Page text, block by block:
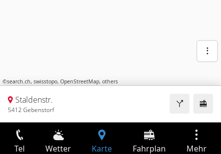
©search.ch, swisstopo, OpenStreetMap, others
Staldenstr.
5412 Gebenstorf
Tel Wetter Karte Fahrplan Mehr